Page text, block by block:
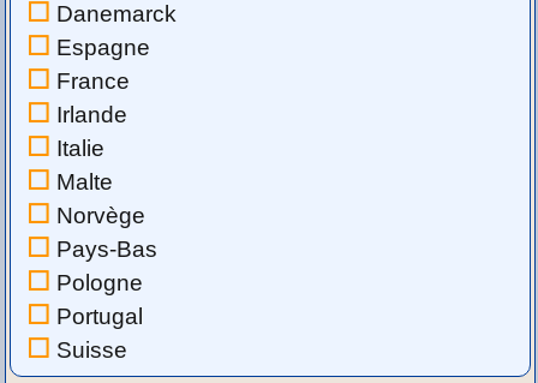
Danemarck
Espagne
France
Irlande
Italie
Malte
Norvège
Pays-Bas
Pologne
Portugal
Suisse